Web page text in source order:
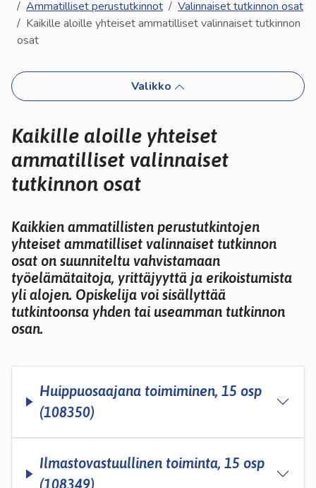
ja
pyyhkäisyliikkeitä.
Ammatilliset perustutkinnot
Valinnaiset tutkinnon osat
Kaikille aloille yhteiset ammatilliset valinnaiset tutkinnon
osat
Valikko
Kaikille aloille yhteiset
ammatilliset valinnaiset
tutkinnon osat
Kaikkien ammatillisten perustutkintojen
yhteiset ammatilliset valinnaiset tutkinnon
osat on suunniteltu vahvistamaan
työelämätaitoja, yrittäjyyttä ja erikoistumista
yli alojen. Opiskelija voi sisällyttää
tutkintoonsa yhden tai useamman tutkinnon
osan.
Huippuosaajana toimiminen, 15 osp
(108350)
Ilmastovastuullinen toiminta, 15 osp
(108349)